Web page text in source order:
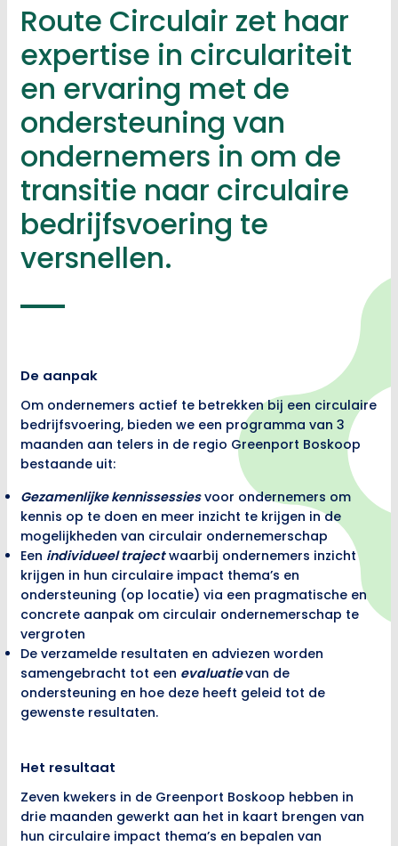
Route Circulair zet haar
expertise in circulariteit
en ervaring met de
ondersteuning van
ondernemers in om de
transitie naar circulaire
bedrijfsvoering te
versnellen.
De aanpak
Om ondernemers actief te betrekken bij een circulaire
bedrijfsvoering, bieden we een programma van 3
maanden aan telers in de regio Greenport Boskoop
bestaande uit:
Gezamenlijke kennissessiesvoor ondernemers om
kennis op te doen en meer inzicht te krijgen in de
mogelijkheden van circulair ondernemerschap
Een individueel trajectwaarbij ondernemers inzicht
krijgen in hun circulaire impact thema’s en
ondersteuning (op locatie) via een pragmatische en
concrete aanpak om circulair ondernemerschap te
vergroten
De verzamelde resultaten en adviezen worden
samengebracht tot een evaluatievan de
ondersteuning en hoe deze heeft geleid tot de
gewenste resultaten.
Het resultaat
Zeven kwekers in de Greenport Boskoop hebben in
drie maanden gewerkt aan het in kaart brengen van
hun circulaire impact thema’s en bepalen van